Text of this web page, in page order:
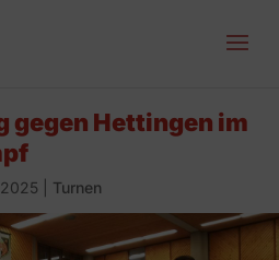
gegen Hettingen im
Turnen